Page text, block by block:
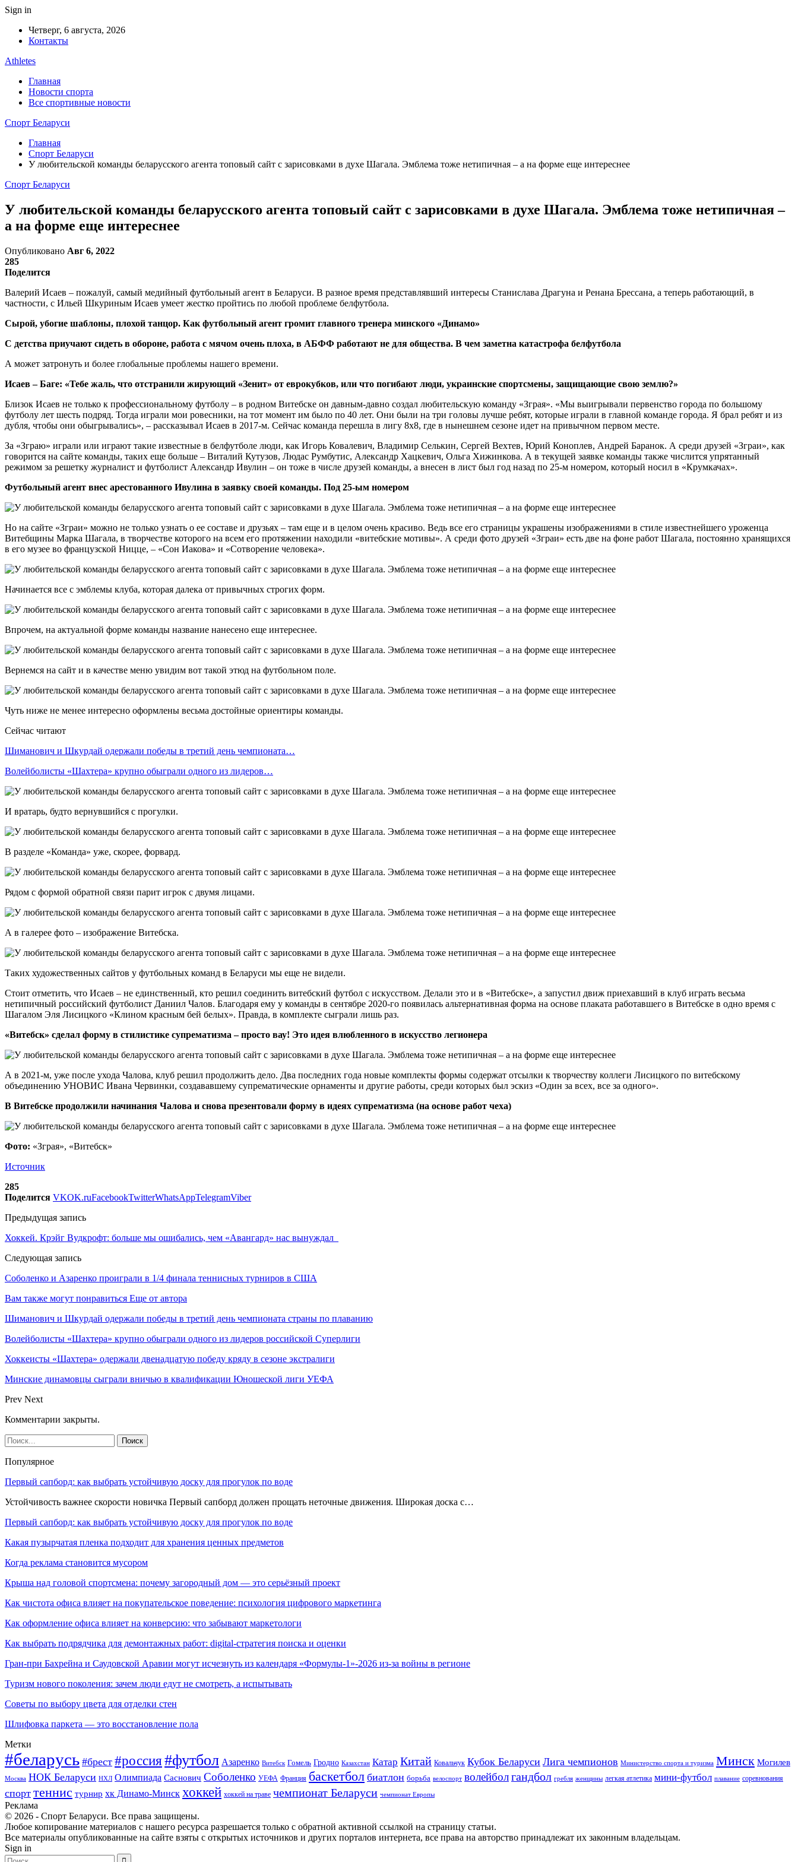
Sign in
Четверг, 6 августа, 2026
Контакты
Athletes
Главная
Новости спорта
Все спортивные новости
Спорт Беларуси
Главная
Спорт Беларуси
У любительской команды беларусского агента топовый сайт с зарисовками в духе Шагала. Эмблема тоже нетипичная – а на форме еще интереснее
Спорт Беларуси
У любительской команды беларусского агента топовый сайт с зарисовками в духе Шагала. Эмблема тоже нетипичная –
а на форме еще интереснее
Опубликовано Авг 6, 2022
285
Поделится
Валерий Исаев – пожалуй, самый медийный футбольный агент в Беларуси. В разное время представлявший интересы Станислава Драгуна и Ренана Брессана, а теперь работающий, в
частности, с Ильей Шкуриным Исаев умеет жестко пройтись по любой проблеме белфутбола.
Сырой, убогие шаблоны, плохой танцор. Как футбольный агент громит главного тренера минского «Динамо»
С детства приучают сидеть в обороне, работа с мячом очень плоха, в АБФФ работают не для общества. В чем заметна катастрофа белфутбола
А может затронуть и более глобальные проблемы нашего времени.
Исаев – Баге: «Тебе жаль, что отстранили жирующий «Зенит» от еврокубков, или что погибают люди, украинские спортсмены, защищающие свою землю?»
Близок Исаев не только к профессиональному футболу – в родном Витебске он давным-давно создал любительскую команду «Зграя». «Мы выигрывали первенство города по большому
футболу лет шесть подряд. Тогда играли мои ровесники, на тот момент им было по 40 лет. Они были на три головы лучше ребят, которые играли в главной команде города. Я брал ребят и из
дубля, чтобы они обыгрывались», – рассказывал Исаев в 2017-м. Сейчас команда перешла в лигу 8х8, где в нынешнем сезоне идет на привычном первом месте.
За «Зграю» играли или играют такие известные в белфутболе люди, как Игорь Ковалевич, Владимир Селькин, Сергей Вехтев, Юрий Коноплев, Андрей Баранок. А среди друзей «Зграи», как
говорится на сайте команды, таких еще больше – Виталий Кутузов, Людас Румбутис, Александр Хацкевич, Ольга Хижинкова. А в текущей заявке команды также числится упрятанный
режимом за решетку журналист и футболист Александр Ивулин – он тоже в числе друзей команды, а внесен в лист был год назад по 25-м номером, который носил в «Крумкачах».
Футбольный агент внес арестованного Ивулина в заявку своей команды. Под 25-ым номером
Но на сайте «Зграи» можно не только узнать о ее составе и друзьях – там еще и в целом очень красиво. Ведь все его страницы украшены изображениями в стиле известнейшего уроженца
Витебщины Марка Шагала, в творчестве которого на всем его протяжении находили «витебские мотивы». А среди фото друзей «Зграи» есть две на фоне работ Шагала, постоянно хранящихся
в его музее во французской Ницце, – «Сон Иакова» и «Сотворение человека».
Начинается все с эмблемы клуба, которая далека от привычных строгих форм.
Впрочем, на актуальной форме команды название нанесено еще интереснее.
Вернемся на сайт и в качестве меню увидим вот такой этюд на футбольном поле.
Чуть ниже не менее интересно оформлены весьма достойные ориентиры команды.
Сейчас читают
Шиманович и Шкурдай одержали победы в третий день чемпионата…
Волейболисты «Шахтера» крупно обыграли одного из лидеров…
И вратарь, будто вернувшийся с прогулки.
В разделе «Команда» уже, скорее, форвард.
Рядом с формой обратной связи парит игрок с двумя лицами.
А в галерее фото – изображение Витебска.
Таких художественных сайтов у футбольных команд в Беларуси мы еще не видели.
Стоит отметить, что Исаев – не единственный, кто решил соединить витебский футбол с искусством. Делали это и в «Витебске», а запустил движ приехавший в клуб играть весьма
нетипичный российский футболист Даниил Чалов. Благодаря ему у команды в сентябре 2020-го появилась альтернативная форма на основе плаката работавшего в Витебске в одно время с
Шагалом Эля Лисицкого «Клином красным бей белых». Правда, в комплекте сыграли лишь раз.
«Витебск» сделал форму в стилистике супрематизма – просто вау! Это идея влюбленного в искусство легионера
А в 2021-м, уже после ухода Чалова, клуб решил продолжить дело. Два последних года новые комплекты формы содержат отсылки к творчеству коллеги Лисицкого по витебскому
объединению УНОВИС Ивана Червинки, создававшему супрематические орнаменты и другие работы, среди которых был эскиз «Один за всех, все за одного».
В Витебске продолжили начинания Чалова и снова презентовали форму в идеях супрематизма (на основе работ чеха)
Фото: «Зграя», «Витебск»
Источник
285
Поделится VKOK.ruFacebookTwitterWhatsAppTelegramViber
Предыдущая запись
Хоккей. Крэйг Вудкрофт: больше мы ошибались, чем «Авангард» нас вынуждал
Следующая запись
Соболенко и Азаренко проиграли в 1/4 финала теннисных турниров в США
Вам также могут понравиться Еще от автора
Шиманович и Шкурдай одержали победы в третий день чемпионата страны по плаванию
Волейболисты «Шахтера» крупно обыграли одного из лидеров российской Суперлиги
Хоккеисты «Шахтера» одержали двенадцатую победу кряду в сезоне экстралиги
Минские динамовцы сыграли вничью в квалификации Юношеской лиги УЕФА
Prev Next
Комментарии закрыты.
Популярное
Первый сапборд: как выбрать устойчивую доску для прогулок по воде
Устойчивость важнее скорости новичка Первый сапборд должен прощать неточные движения. Широкая доска с…
Первый сапборд: как выбрать устойчивую доску для прогулок по воде
Какая пузырчатая пленка подходит для хранения ценных предметов
Когда реклама становится мусором
Крыша над головой спортсмена: почему загородный дом — это серьёзный проект
Как чистота офиса влияет на покупательское поведение: психология цифрового маркетинга
Как оформление офиса влияет на конверсию: что забывают маркетологи
Как выбрать подрядчика для демонтажных работ: digital-стратегия поиска и оценки
Гран-при Бахрейна и Саудовской Аравии могут исчезнуть из календаря «Формулы-1»-2026 из-за войны в регионе
Туризм нового поколения: зачем люди едут не смотреть, а испытывать
Советы по выбору цвета для отделки стен
Шлифовка паркета — это восстановление пола
Метки
#беларусь #брест #россия#футбол Азаренко Витебск Гомель Гродно Казахстан Катар Китай Ковальчук Кубок Беларуси Лига чемпионов Министерство спорта и туризма Минск Могилев
Москва НОК Беларуси НХЛ Олимпиада Саснович Соболенко УЕФА Франция баскетбол биатлон борьба велоспорт волейболгандбол гребля женщины легкая атлетика мини-футбол плавание соревнования
спорт теннис турнир хк Динамо-Минск хоккей хоккей на траве чемпионат Беларуси чемпионат Европы
Реклама
© 2026 - Спорт Беларуси. Все права защищены.
Любое копирование материалов с нашего ресурса разрешается только с обратной активной ссылкой на страницу статьи.
Все материалы опубликованные на сайте взяты с открытых источников и других порталов интернета, все права на авторство принадлежат их законным владельцам.
Sign in